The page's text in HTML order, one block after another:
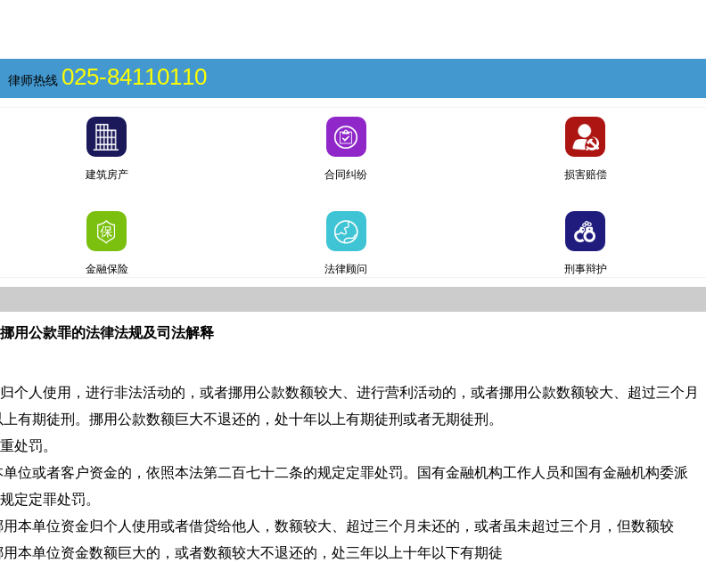
律师热线 025-84110110
建筑房产 合同纠纷 损害赔偿
金融保险 法律顾问 刑事辩护
挪用公款罪的法律法规及司法解释
人使用，进行非法活动的，或者挪用公款数额较大、进行营利活动的，或者挪用公款数额较大、超过三个月
上有期徒刑。挪用公款数额巨大不退还的，处十年以上有期徒刑或者无期徒刑。
处罚。
位或者客户资金的，依照本法第二百七十二条的规定定罪处罚。国有金融机构工作人员和国有金融机构委派
定定罪处罚。
本单位资金归个人使用或者借贷给他人，数额较大、超过三个月未还的，或者虽未超过三个月，但数额较
本单位资金数额巨大的，或者数额较大不退还的，处三年以上十年以下有期徒